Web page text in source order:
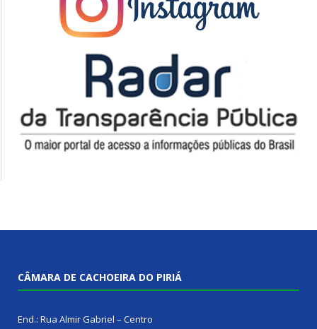
CÂMARA DE CACHOEIRA DO PIRIÁ
End.: Rua Almir Gabriel – Centro